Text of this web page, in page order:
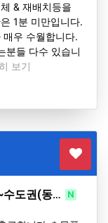
& 재배치등을
1분 미만입니다.
우 수월합니다.
분들 다수 있습니
보기
수도권(동…
N